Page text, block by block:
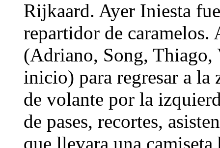
Rijkaard. Ayer Iniesta
repartidor de caramelos.
(Adriano, Song,
inicio) para regresar a la
de volante por la
de pases, recortes,
que llevara una